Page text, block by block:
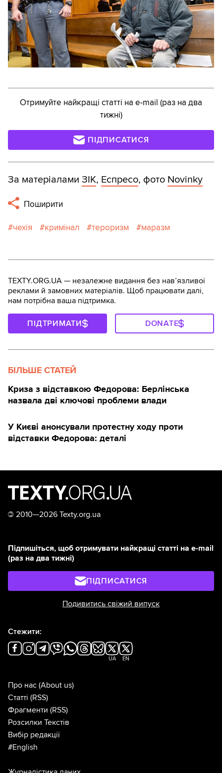
Отримуйте найкращі статті на e-mail (раз на два
тижні)
ПІДПИСАТИСЯ
За матеріалами ЗІК, Еспресо, фото Novinky
Поширити
чехія кримінал тероризм маразм
TEXTY.ORG.UA — незалежне видання без навʼязливої
реклами й замовних матеріалів. Щоб працювати далі,
нам потрібна ваша підтримка.
ПІДТРИМАТИ DONATE
БІЛЬШЕ СТАТЕЙ
Криза з відставкою Федорова: Берлінська
назвала дві ключові проблеми влади
У Києві анонсували протестну ходу проти
відставки Федорова: деталі
© 2010—2026 Texty.org.ua
Підпишіться, щоб отримувати найкращі статті на e-mail
(раз на два тижні)
ПІДПИСАТИСЯ
Подивитись свіжий випуск
Стежити:
UA EN
Про нас (About us)
Статті (RSS)
Фрагменти (RSS)
Розсилки Текстів
Вибір редакції
#English